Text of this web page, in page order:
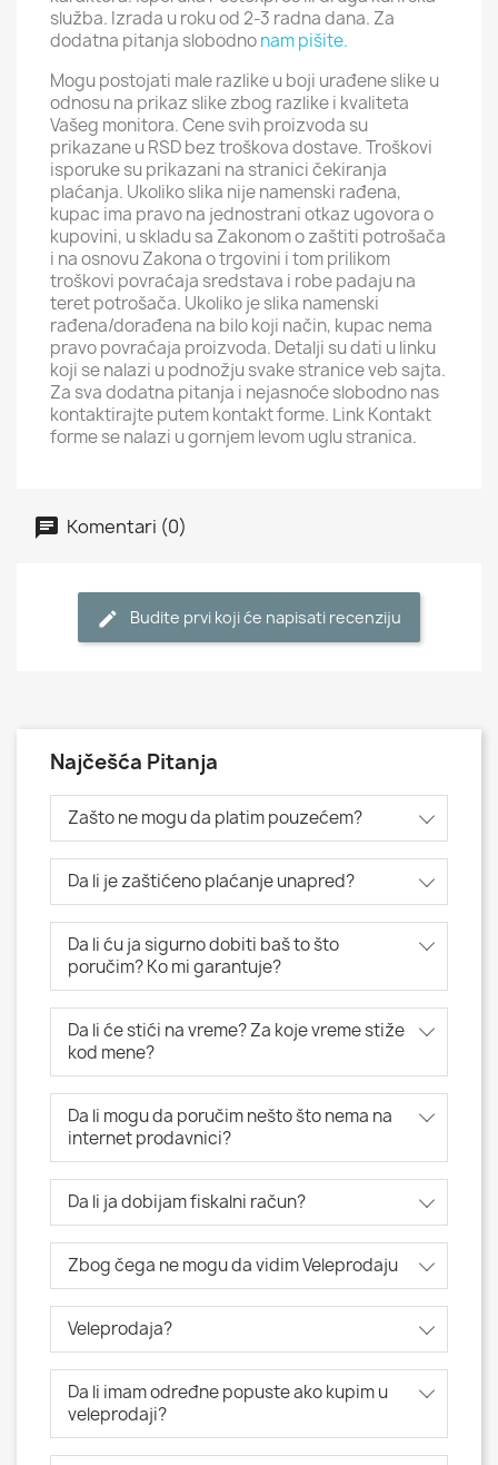
služba. Izrada u roku od 2-3 radna dana. Za
dodatna pitanja slobodnonam pišite.
Mogu postojati male razlike u boji urađene slike u
odnosu na prikaz slike zbog razlike i kvaliteta
Vašeg monitora. Cene svih proizvoda su
prikazane u RSD bez troškova dostave. Troškovi
isporuke su prikazani na stranici čekiranja
plaćanja. Ukoliko slika nije namenski rađena,
kupac ima pravo na jednostrani otkaz ugovora o
kupovini, u skladu sa Zakonom o zaštiti potrošača
i na osnovu Zakona o trgovini i tom prilikom
troškovi povraćaja sredstava i robe padaju na
teret potrošača. Ukoliko je slika namenski
rađena/dorađena na bilo koji način, kupac nema
pravo povraćaja proizvoda. Detalji su dati u linku
koji se nalazi u podnožju svake stranice veb sajta.
Za sva dodatna pitanja i nejasnoće slobodno nas
kontaktirajte putem kontakt forme. Link Kontakt
forme se nalazi u gornjem levom uglu stranica.
Komentari (0)
Budite prvi koji će napisati recenziju
Najčešća Pitanja
Zašto ne mogu da platim pouzećem?
Da li je zaštićeno plaćanje unapred?
Da li ću ja sigurno dobiti baš to što
poručim? Ko mi garantuje?
Da li će stići na vreme? Za koje vreme stiže
kod mene?
Da li mogu da poručim nešto što nema na
internet prodavnici?
Da li ja dobijam fiskalni račun?
Zbog čega ne mogu da vidim Veleprodaju
Veleprodaja?
Da li imam određne popuste ako kupim u
veleprodaji?